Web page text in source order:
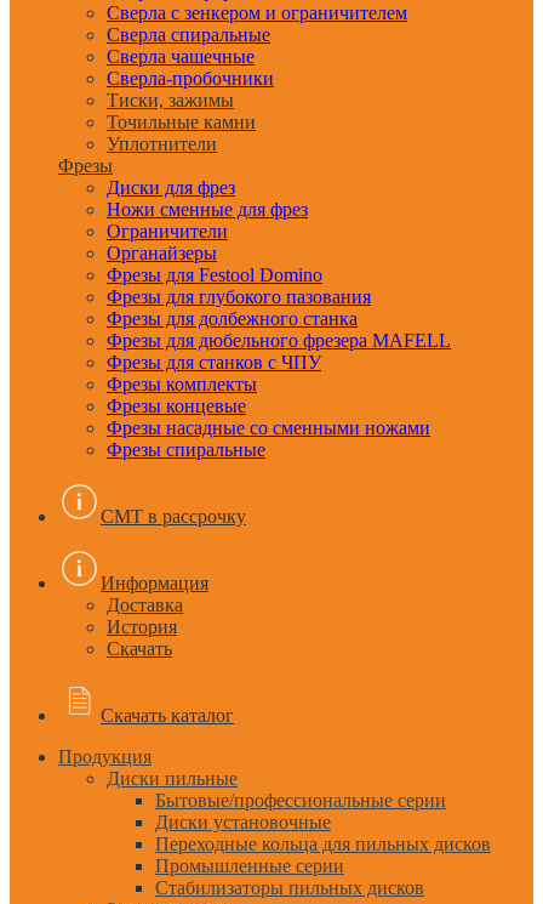
Сверла с зенкером и ограничителем
Сверла спиральные
Сверла чашечные
Сверла-пробочники
Тиски, зажимы
Точильные камни
Уплотнители
Фрезы
Диски для фрез
Ножи сменные для фрез
Ограничители
Органайзеры
Фрезы для Festool Domino
Фрезы для глубокого пазования
Фрезы для долбежного станка
Фрезы для дюбельного фрезера MAFELL
Фрезы для станков с ЧПУ
Фрезы комплекты
Фрезы концевые
Фрезы насадные со сменными ножами
Фрезы спиральные
CMT в рассрочку
Информация
Доставка
История
Скачать
Скачать каталог
Продукция
Диски пильные
Бытовые/профессиональные серии
Диски установочные
Переходные кольца для пильных дисков
Промышленные серии
Стабилизаторы пильных дисков